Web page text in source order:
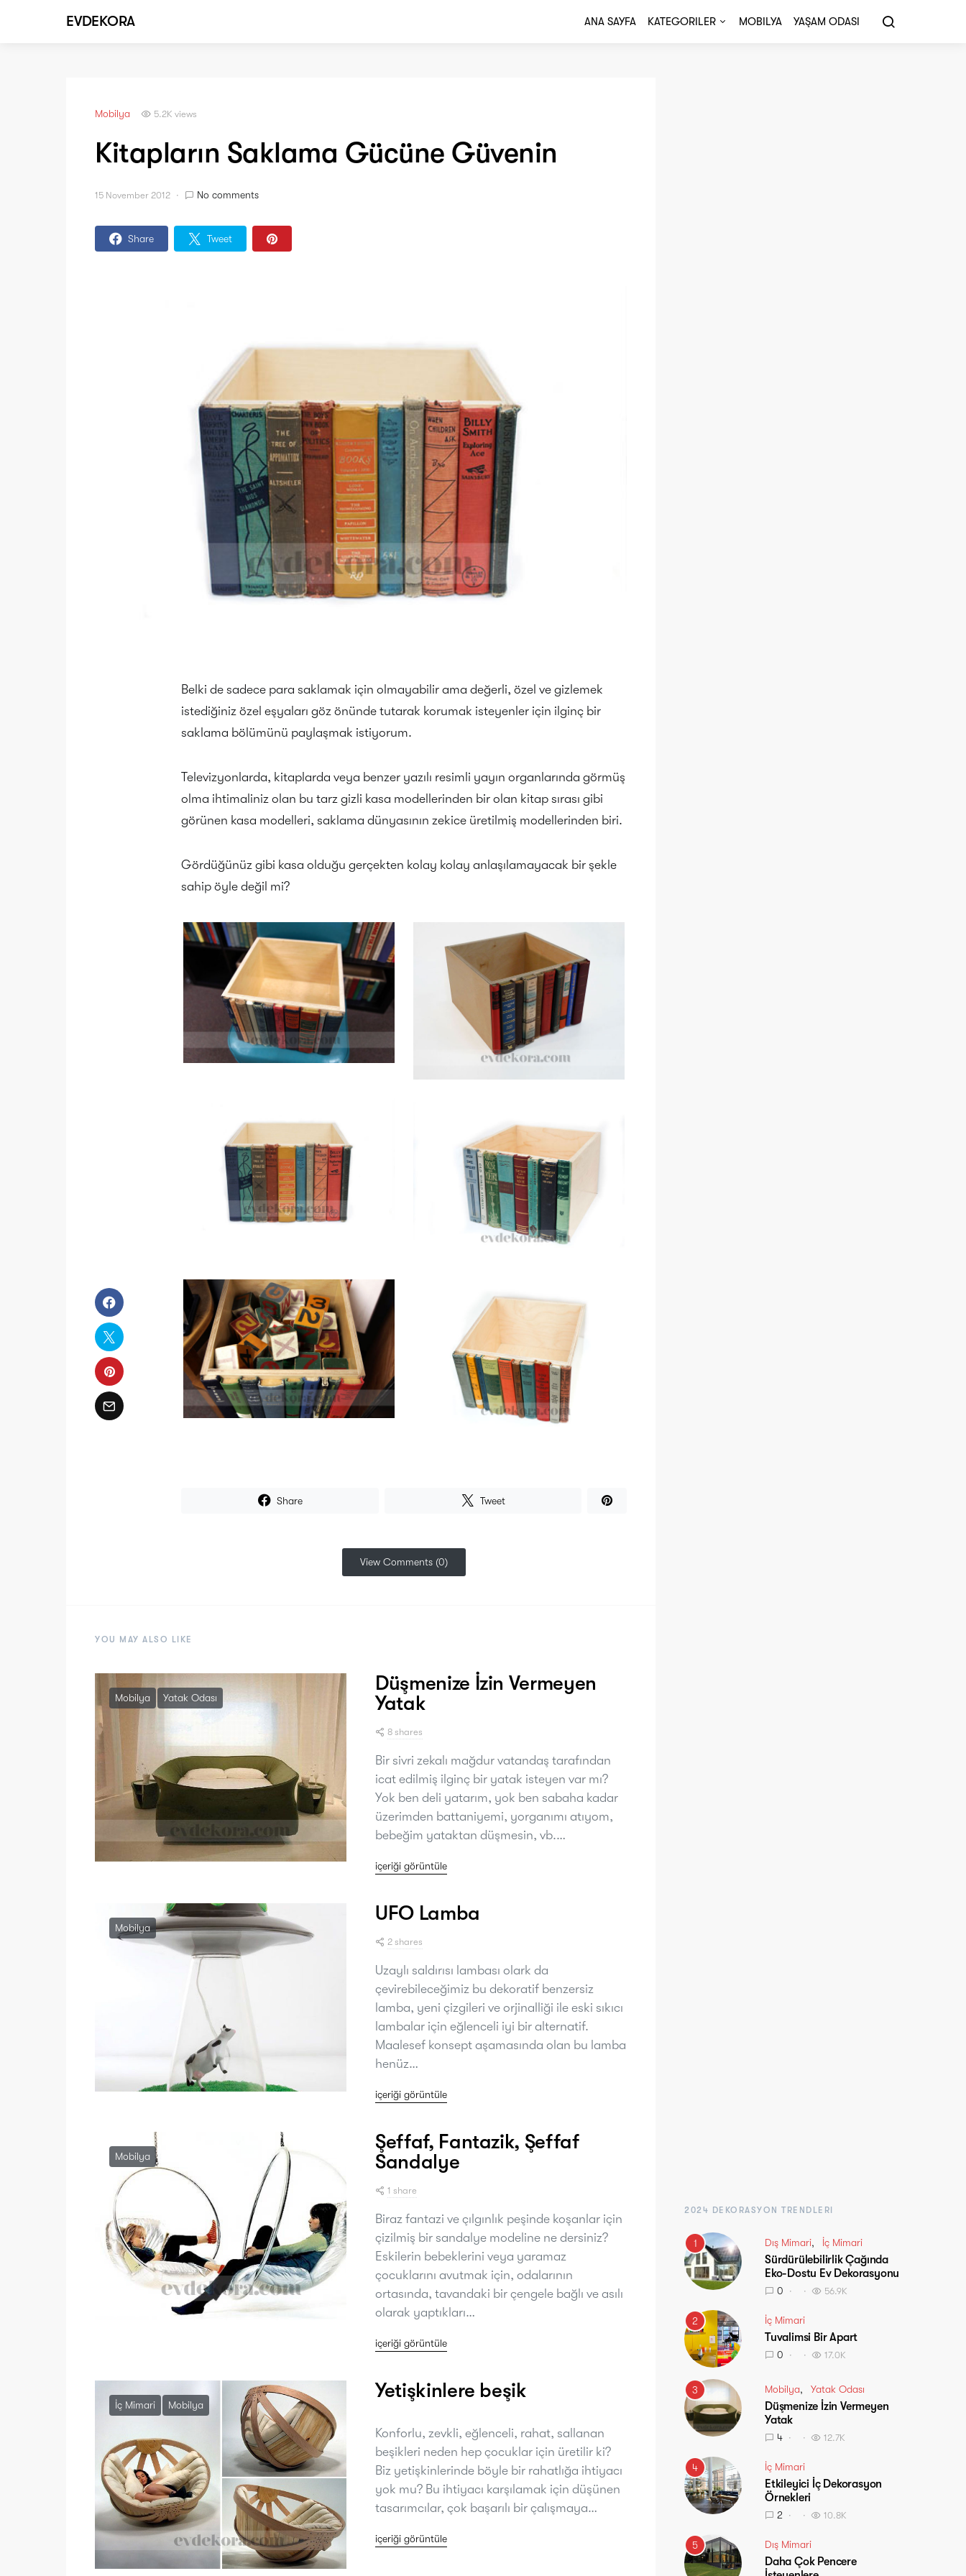
EVDEKORA ANA SAYFA KATEGORILER MOBILYA YAŞAM ODASI
Mobilya 5.2K views
Kitapların Saklama Gücüne Güvenin
15 November 2012 No comments
Share Tweet
Belki de sadece para saklamak için olmayabilir ama değerli, özel ve gizlemek
istediğiniz özel eşyaları göz önünde tutarak korumak isteyenler için ilginç bir
saklama bölümünü paylaşmak istiyorum.
Televizyonlarda, kitaplarda veya benzer yazılı resimli yayın organlarında görmüş
olma ihtimaliniz olan bu tarz gizli kasa modellerinden bir olan kitap sırası gibi
görünen kasa modelleri, saklama dünyasının zekice üretilmiş modellerinden biri.
Gördüğünüz gibi kasa olduğu gerçekten kolay kolay anlaşılamayacak bir şekle
sahip öyle değil mi?
Share Tweet
View Comments (0)
YOU MAY ALSO LIKE
Mobilya Yatak Odası
Düşmenize İzin Vermeyen
Yatak
8 shares
Bir sivri zekalı mağdur vatandaş tarafından
icat edilmiş ilginç bir yatak isteyen var mı?
Yok ben deli yatarım, yok ben sabaha kadar
üzerimden battaniyemi, yorganımı atıyom,
bebeğim yataktan düşmesin, vb.…
içeriği görüntüle
Mobilya
UFO Lamba
2 shares
Uzaylı saldırısı lambası olark da
çevirebileceğimiz bu dekoratif benzersiz
lamba, yeni çizgileri ve orjinalliği ile eski sıkıcı
lambalar için eğlenceli iyi bir alternatif.
Maalesef konsept aşamasında olan bu lamba
henüz…
içeriği görüntüle
Mobilya
Şeffaf, Fantazik, Şeffaf
Sandalye
1 share
Biraz fantazi ve çılgınlık peşinde koşanlar için
çizilmiş bir sandalye modeline ne dersiniz?
Eskilerin bebeklerini veya yaramaz
çocuklarını avutmak için, odalarının
ortasında, tavandaki bir çengele bağlı ve asılı
olarak yaptıkları…
içeriği görüntüle
İç Mimari Mobilya
Yetişkinlere beşik
Konforlu, zevkli, eğlenceli, rahat, sallanan
beşikleri neden hep çocuklar için üretilir ki?
Biz yetişkinlerinde böyle bir rahatlığa ihtiyacı
yok mu? Bu ihtiyacı karşılamak için düşünen
tasarımcılar, çok başarılı bir çalışmaya…
içeriği görüntüle
2024 DEKORASYON TRENDLERI
1 Dış Mimari İç Mimari
Sürdürülebilirlik Çağında
Eko-Dostu Ev Dekorasyonu
0 56.9K
2 İç Mimari
Tuvalimsi Bir Apart
0 17.0K
3 Mobilya Yatak Odası
Düşmenize İzin Vermeyen
Yatak
4 12.7K
4 İç Mimari
Etkileyici İç Dekorasyon
Örnekleri
2 10.8K
5 Dış Mimari
Daha Çok Pencere